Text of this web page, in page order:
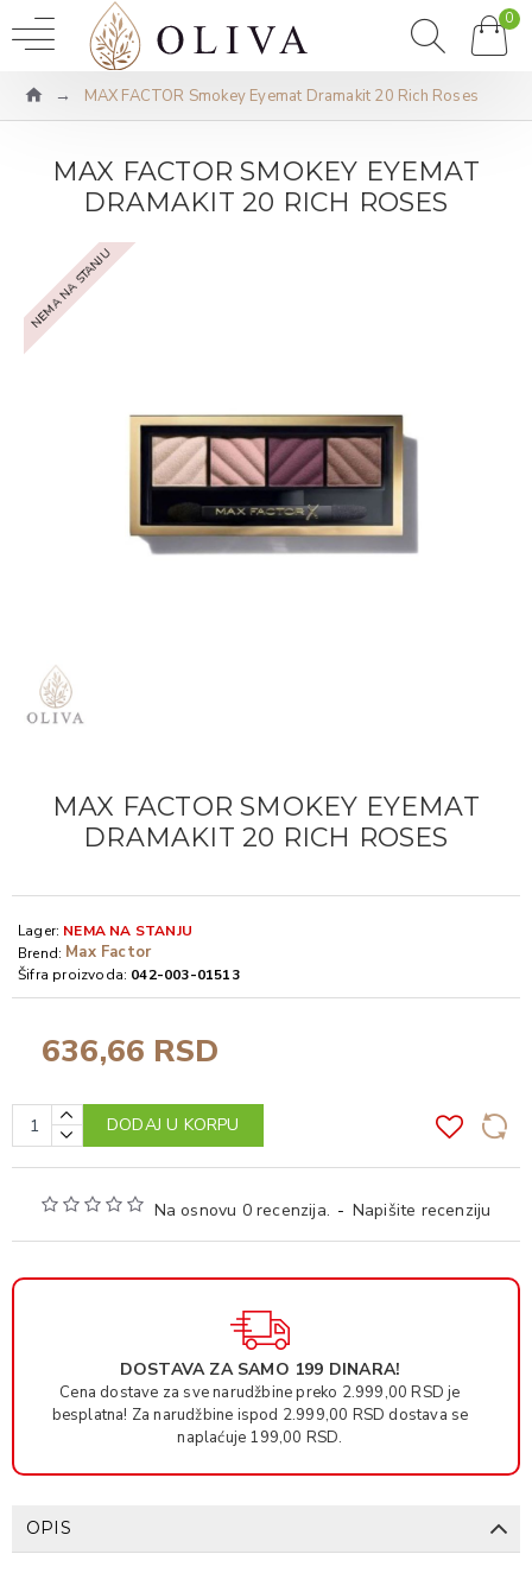
0
MAX FACTOR Smokey Eyemat Dramakit 20 Rich Roses
MAX FACTOR SMOKEY EYEMAT
DRAMAKIT 20 RICH ROSES
NEMA NA STANJU
MAX FACTOR SMOKEY EYEMAT
DRAMAKIT 20 RICH ROSES
Na osnovu 0 recenzija. - Napišite recenziju
636,66 RSD
Lager: NEMA NA STANJU
Brend: Max Factor
Šifra proizvoda: 042-003-01513
DODAJ U KORPU
DOSTAVA ZA SAMO 199 DINARA!
Cena dostave za sve narudžbine preko 2.999,00 RSD je
besplatna! Za narudžbine ispod 2.999,00 RSD dostava se
naplaćuje 199,00 RSD.
OPIS